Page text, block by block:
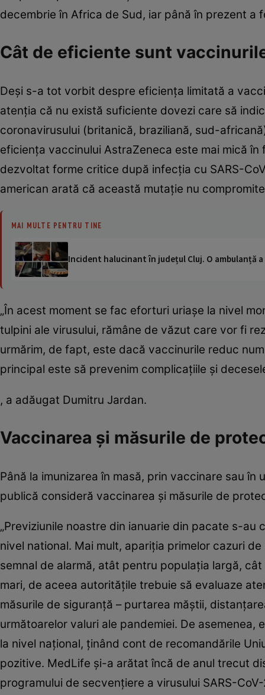
decembrie în Africa de Sud, iar până în prezent
Cât de eficiente sunt
Deşi s-a tot vorbit despre eficienţa limitată a
atenţia că nu există suficiente dovezi care să
coronavirusului (britanică, braziliană, sud-
eficienţa vaccinului AstraZeneca este mai mică
dezvoltat forme critice după infecţia cu SARS-
american arată că această mutaţie nu
MAI MULTE PENTRU TINE
Incident halucinant în județul Cluj. O ambulanță
„În acest moment se fac eforturi uriaşe la nivel
tulpini ale virusului, rămâne de văzut care vor fi
urmărim, de fapt, este dacă vaccinurile reduc
principal este să prevenim complicaţiile şi
, a adăugat Dumitru Jardan.
Vaccinarea şi măsurile de
Până la imunizarea în masă, prin vaccinare sau
publică consideră vaccinarea şi măsurile de
„Previziunile noastre din ianuarie din pacate s-
nivel national. Mai mult, apariţia primelor cazuri
semnal de alarmă, atât pentru populaţia largă,
mari, de aceea autorităţile trebuie să evaluaze
măsurile de siguranţă – purtarea măştii,
următoarelor valuri ale pandemiei. De
la nivel naţional, ţinând cont de recomandările
pozitive. MedLife şi-a arătat încă de anul trecut
programului de secvenţiere a virusului SARS-